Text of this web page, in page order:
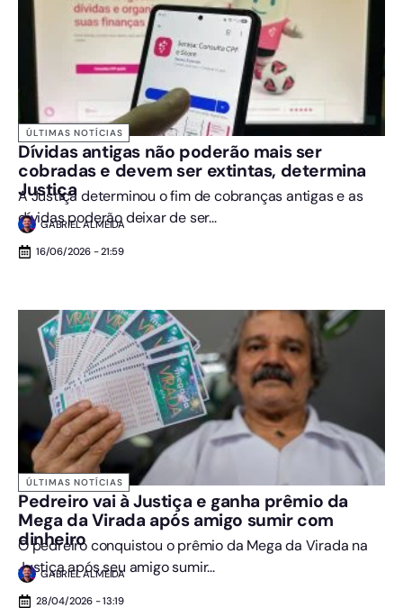
ÚLTIMAS NOTÍCIAS
Dívidas antigas não poderão mais ser
cobradas e devem ser extintas, determina
Justiça
A Justiça determinou o fim de cobranças antigas e as
dívidas poderão deixar de ser...
GABRIEL ALMEIDA
16/06/2026 - 21:59
ÚLTIMAS NOTÍCIAS
Pedreiro vai à Justiça e ganha prêmio da
Mega da Virada após amigo sumir com
dinheiro
O pedreiro conquistou o prêmio da Mega da Virada na
Justiça após seu amigo sumir...
GABRIEL ALMEIDA
28/04/2026 - 13:19